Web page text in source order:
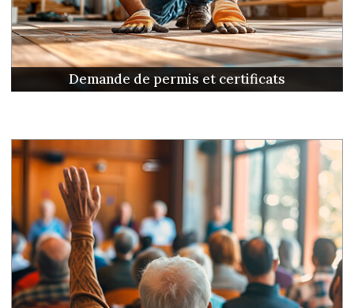
Demande de permis et certificats